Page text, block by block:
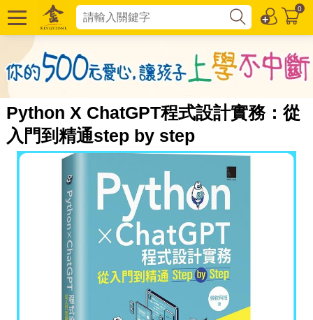
0
Python X ChatGPT程式設計實務：從
入門到精通step by step